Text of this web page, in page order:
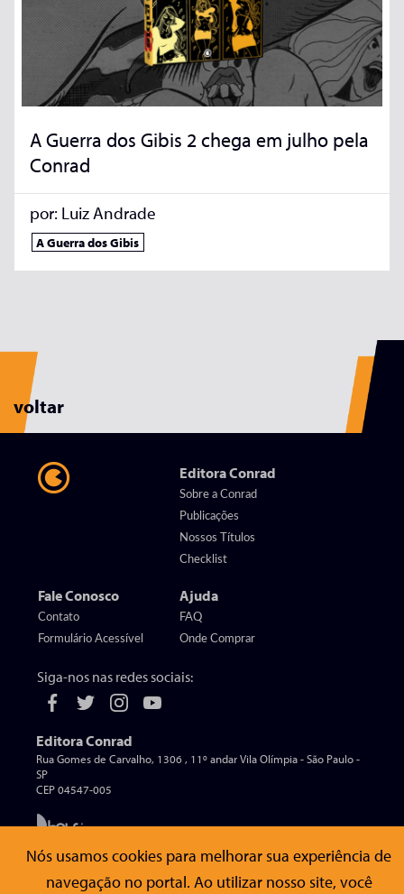
A Guerra dos Gibis 2 chega em julho pela
Conrad
por: Luiz Andrade
A Guerra dos Gibis
voltar
Editora Conrad
Sobre a Conrad
Publicações
Nossos Títulos
Checklist
Fale Conosco
Contato
Formulário Acessível
Ajuda
FAQ
Onde Comprar
Siga-nos nas redes sociais:
Editora Conrad
Rua Gomes de Carvalho, 1306 , 11º andar Vila Olímpia - São Paulo -
SP
CEP 04547-005
© Editora Conrad - Todos os direitos reservados
Nós usamos cookies para melhorar sua experiência de
navegação no portal. Ao utilizar nosso site, você